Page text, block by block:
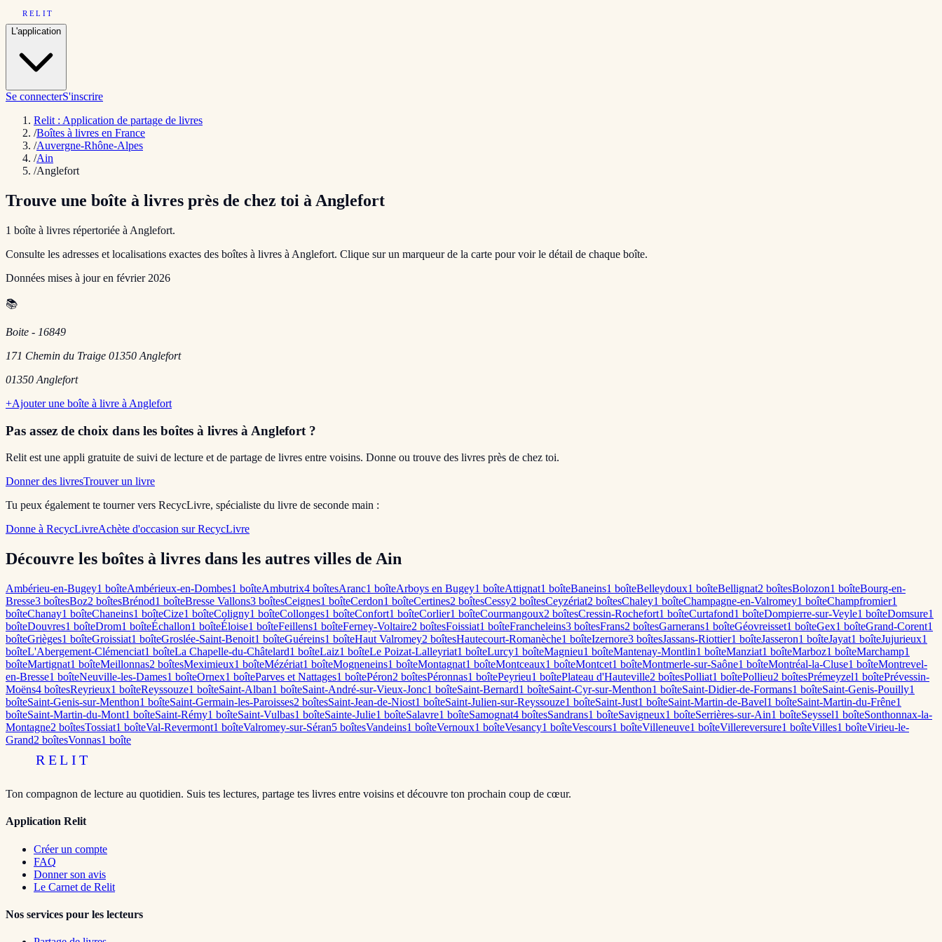
RELIT
L'application
Se connecterS'inscrire
Relit : Application de partage de livres
/Boîtes à livres en France
/Auvergne-Rhône-Alpes
/Ain
/Anglefort
Trouve une boîte à livres près de chez toi à Anglefort
1 boîte à livres répertoriée à Anglefort.
Consulte les adresses et localisations exactes des boîtes à livres à Anglefort. Clique sur un marqueur de la carte pour voir le détail de chaque boîte.
Données mises à jour en février 2026
📚
Boite - 16849
171 Chemin du Traige 01350 Anglefort
01350 Anglefort
+Ajouter une boîte à livre à Anglefort
Pas assez de choix dans les boîtes à livres à Anglefort ?
Relit est une appli gratuite de suivi de lecture et de partage de livres entre voisins. Donne ou trouve des livres près de chez toi.
Donner des livresTrouver un livre
Tu peux également te tourner vers RecycLivre, spécialiste du livre de seconde main :
Donne à RecycLivreAchète d'occasion sur RecycLivre
Découvre les boîtes à livres dans les autres villes de Ain
Ambérieu-en-Bugey1 boîteAmbérieux-en-Dombes1 boîteAmbutrix4 boîtesAranc1 boîteArboys en Bugey1 boîteAttignat1 boîteBaneins1 boîteBelleydoux1 boîteBellignat2 boîtesBolozon1 boîteBourg-en-
Bresse3 boîtesBoz2 boîtesBrénod1 boîteBresse Vallons3 boîtesCeignes1 boîteCerdon1 boîteCertines2 boîtesCessy2 boîtesCeyzériat2 boîtesChaley1 boîteChampagne-en-Valromey1 boîteChampfromier1
boîteChanay1 boîteChaneins1 boîteCize1 boîteColigny1 boîteCollonges1 boîteConfort1 boîteCorlier1 boîteCourmangoux2 boîtesCressin-Rochefort1 boîteCurtafond1 boîteDompierre-sur-Veyle1 boîteDomsure1
boîteDouvres1 boîteDrom1 boîteÉchallon1 boîteÉloise1 boîteFeillens1 boîteFerney-Voltaire2 boîtesFoissiat1 boîteFrancheleins3 boîtesFrans2 boîtesGarnerans1 boîteGéovreisset1 boîteGex1 boîteGrand-Corent1
boîteGrièges1 boîteGroissiat1 boîteGroslée-Saint-Benoit1 boîteGuéreins1 boîteHaut Valromey2 boîtesHautecourt-Romanèche1 boîteIzernore3 boîtesJassans-Riottier1 boîteJasseron1 boîteJayat1 boîteJujurieux1
boîteL'Abergement-Clémenciat1 boîteLa Chapelle-du-Châtelard1 boîteLaiz1 boîteLe Poizat-Lalleyriat1 boîteLurcy1 boîteMagnieu1 boîteMantenay-Montlin1 boîteManziat1 boîteMarboz1 boîteMarchamp1
boîteMartignat1 boîteMeillonnas2 boîtesMeximieux1 boîteMézériat1 boîteMogneneins1 boîteMontagnat1 boîteMontceaux1 boîteMontcet1 boîteMontmerle-sur-Saône1 boîteMontréal-la-Cluse1 boîteMontrevel-
en-Bresse1 boîteNeuville-les-Dames1 boîteOrnex1 boîteParves et Nattages1 boîtePéron2 boîtesPéronnas1 boîtePeyrieu1 boîtePlateau d'Hauteville2 boîtesPolliat1 boîtePollieu2 boîtesPrémeyzel1 boîtePrévessin-
Moëns4 boîtesReyrieux1 boîteReyssouze1 boîteSaint-Alban1 boîteSaint-André-sur-Vieux-Jonc1 boîteSaint-Bernard1 boîteSaint-Cyr-sur-Menthon1 boîteSaint-Didier-de-Formans1 boîteSaint-Genis-Pouilly1
boîteSaint-Genis-sur-Menthon1 boîteSaint-Germain-les-Paroisses2 boîtesSaint-Jean-de-Niost1 boîteSaint-Julien-sur-Reyssouze1 boîteSaint-Just1 boîteSaint-Martin-de-Bavel1 boîteSaint-Martin-du-Frêne1
boîteSaint-Martin-du-Mont1 boîteSaint-Rémy1 boîteSaint-Vulbas1 boîteSainte-Julie1 boîteSalavre1 boîteSamognat4 boîtesSandrans1 boîteSavigneux1 boîteSerrières-sur-Ain1 boîteSeyssel1 boîteSonthonnax-la-
Montagne2 boîtesTossiat1 boîteVal-Revermont1 boîteValromey-sur-Séran5 boîtesVandeins1 boîteVernoux1 boîteVesancy1 boîteVescours1 boîteVilleneuve1 boîteVillereversure1 boîteVilles1 boîteVirieu-le-
Grand2 boîtesVonnas1 boîte
RELIT
Ton compagnon de lecture au quotidien. Suis tes lectures, partage tes livres entre voisins et découvre ton prochain coup de cœur.
Application Relit
Créer un compte
FAQ
Donner son avis
Le Carnet de Relit
Nos services pour les lecteurs